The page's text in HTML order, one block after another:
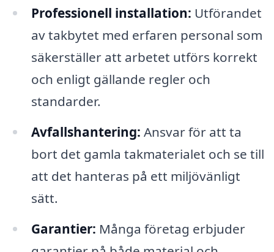
Professionell installation: Utförandet
av takbytet med erfaren personal som
säkerställer att arbetet utförs korrekt
och enligt gällande regler och
standarder.
Avfallshantering: Ansvar för att ta
bort det gamla takmaterialet och se till
att det hanteras på ett miljövänligt
sätt.
Garantier: Många företag erbjuder